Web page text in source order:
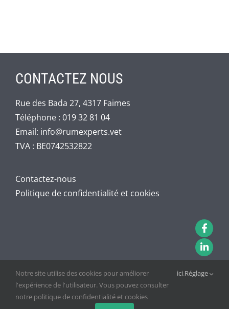
CONTACTEZ NOUS
Rue des Bada 27, 4317 Faimes
Téléphone : 019 32 81 04
Email: info@rumexperts.vet
TVA : BE0742532822
Contactez-nous
Politique de confidentialité et cookies
Copyright 2024 | Tous les droits sont réservés |
Notre site utilise des cookies pour améliorer
l'expérience de l'utilisateur. Vous pouvez consulter
notre politique de confidentialité et cookies
ici.Réglage